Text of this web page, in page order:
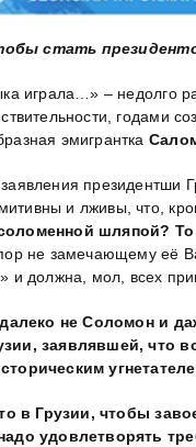
стать
играла…» – недолго
эмигрантка
президентши
и лживы, что,
шляпой?
не замечающему её
и должна, мол, всех
не Соломон и
заявлявшей, что
в Грузии, чтобы
удовлетворять